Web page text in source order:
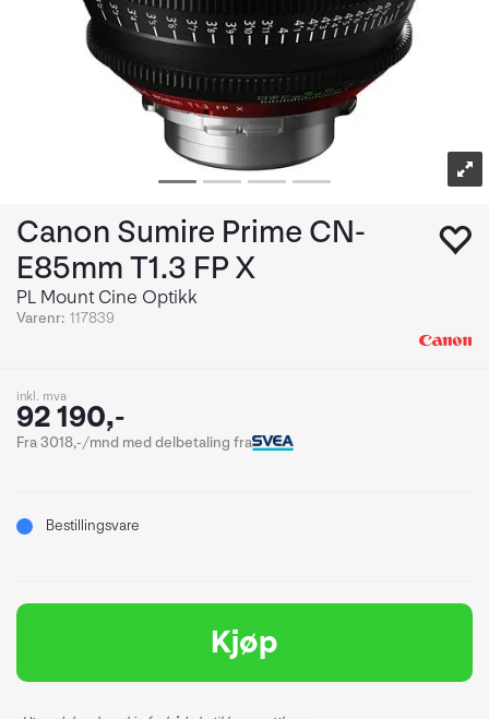
Canon Sumire Prime CN-
E85mm T1.3 FP X
PL Mount Cine Optikk
Varenr: 117839
inkl. mva
92 190,-
Fra 3018,-/mnd med delbetaling fra
Bestillingsvare
Kjøp